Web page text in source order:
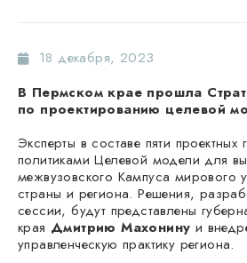
18 декабря, 2023
В Пермском крае прошла
по проектированию целевой
Эксперты в составе пяти проектных
политиками Целевой модели для
межвузовского Кампуса мирового
страны и региона. Решения,
сессии, будут представлены
края Дмитрию Махонину и
управленческую практику региона.